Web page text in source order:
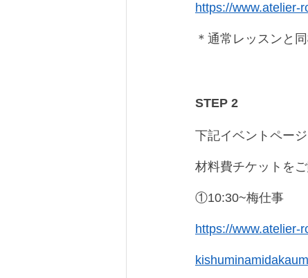
https://www.atelier-
＊通常レッスンと
STEP 2
下記イベントペー
材料費チケットをご
①10:30~梅仕事
https://www.atelier-